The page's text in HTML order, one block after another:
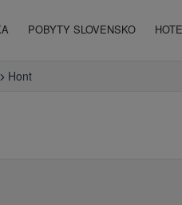
POBYTY SLOVENSKO
Hont